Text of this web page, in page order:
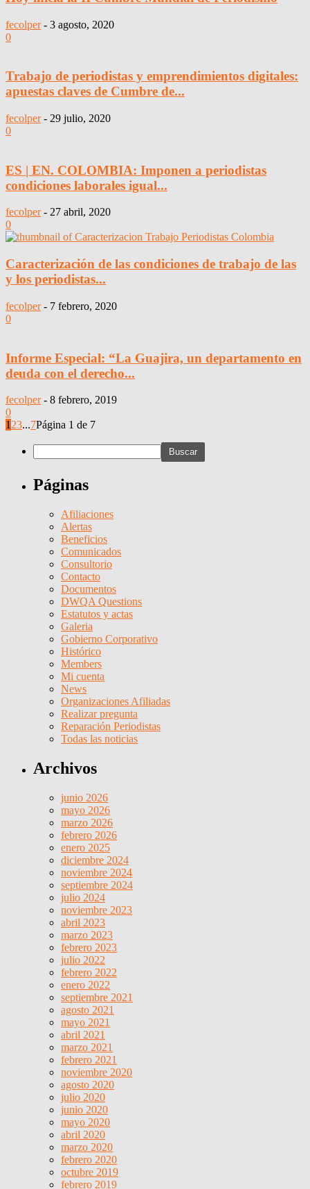
fecolper - 3 agosto, 2020
0
Trabajo de periodistas y emprendimientos digitales:
apuestas claves de Cumbre de...
fecolper - 29 julio, 2020
0
ES | EN. COLOMBIA: Imponen a periodistas
condiciones laborales igual...
fecolper - 27 abril, 2020
0
Caracterización de las condiciones de trabajo de las
y los periodistas...
fecolper - 7 febrero, 2020
0
Informe Especial: “La Guajira, un departamento en
deuda con el derecho...
fecolper - 8 febrero, 2019
0
1 23...7Página 1 de 7
Páginas
Afiliaciones
Alertas
Beneficios
Comunicados
Consultorio
Contacto
Documentos
DWQA Questions
Estatutos y actas
Galeria
Gobierno Corporativo
Histórico
Members
Mi cuenta
News
Organizaciones Afiliadas
Realizar pregunta
Reparación Periodistas
Todas las noticias
Archivos
junio 2026
mayo 2026
marzo 2026
febrero 2026
enero 2025
diciembre 2024
noviembre 2024
septiembre 2024
julio 2024
noviembre 2023
abril 2023
marzo 2023
febrero 2023
julio 2022
febrero 2022
enero 2022
septiembre 2021
agosto 2021
mayo 2021
abril 2021
marzo 2021
febrero 2021
noviembre 2020
agosto 2020
julio 2020
junio 2020
mayo 2020
abril 2020
marzo 2020
febrero 2020
octubre 2019
febrero 2019